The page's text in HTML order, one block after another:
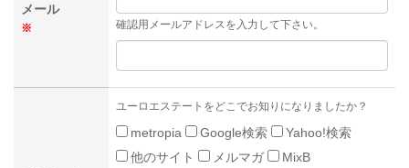
メール
※ 確認用メールアドレスを入力して下さい。
ユーロエステートをどこでお知りになりましたか？
metropia Google検索
Yahoo!検索
他のサイト
メルマガ
MixB